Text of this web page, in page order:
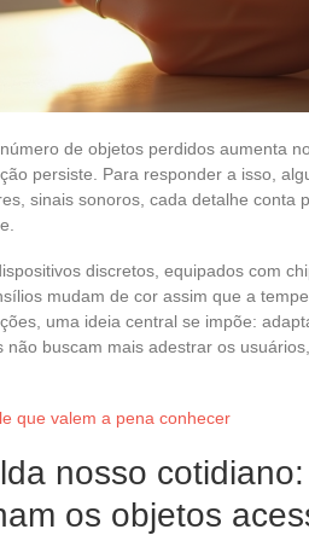
de objetos perdidos aumenta
persiste. Para responder a isso,
sinais sonoros, cada detalhe conta
discretos, equipados com
mudam de cor assim que a
uma ideia central se impõe:
buscam mais adestrar os
que valem a pena conhecer
nosso
os objetos